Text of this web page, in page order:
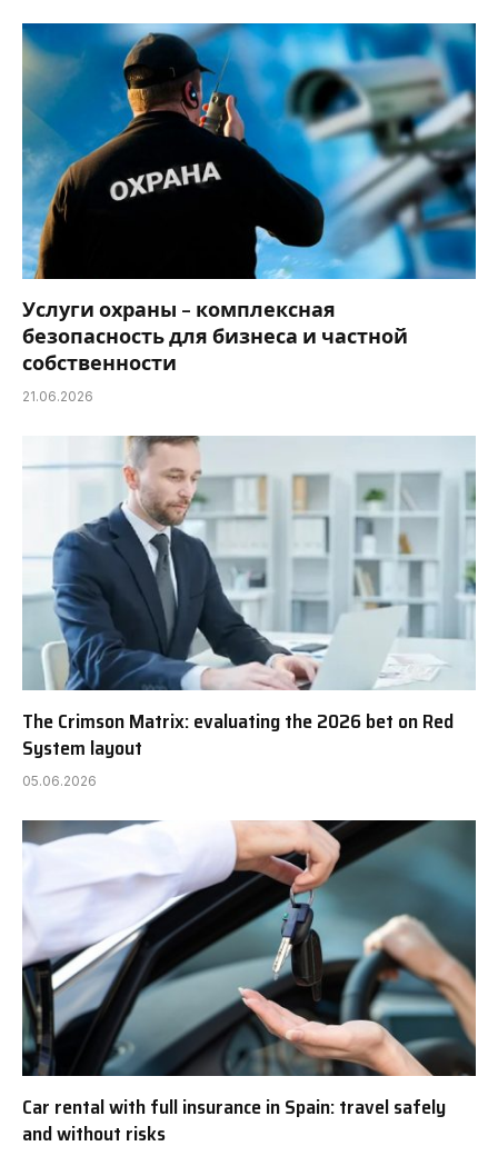
Услуги охраны – комплексная
безопасность для бизнеса и частной
собственности
21.06.2026
The Crimson Matrix: evaluating the 2026 bet on Red
System layout
05.06.2026
Car rental with full insurance in Spain: travel safely
and without risks